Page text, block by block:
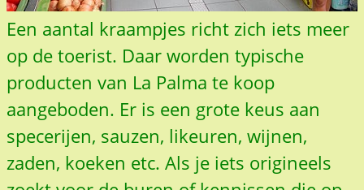
Een aantal kraampjes richt zich iets meer
op de toerist. Daar worden typische
producten van La Palma te koop
aangeboden. Er is een grote keus aan
specerijen, sauzen, likeuren, wijnen,
zaden, koeken etc. Als je iets origineels